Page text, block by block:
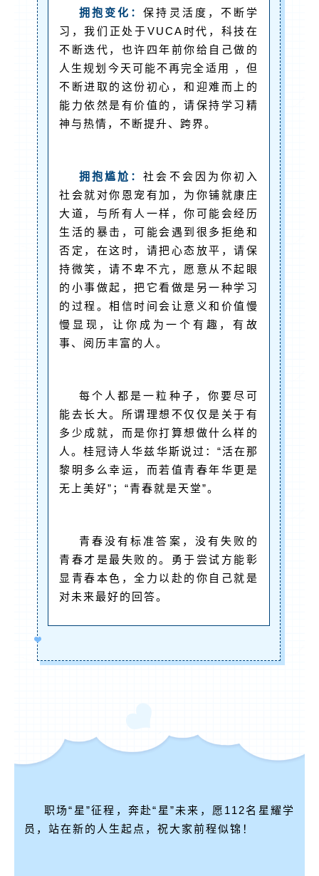
拥抱变化：保持灵活度，不断学
习，我们正处于VUCA时代，科技在
不断迭代，也许四年前你给自己做的
人生规划今天可能不再完全适用 ，但
不断进取的这份初心，和迎难而上的
能力依然是有价值的，请保持学习精
神与热情，不断提升、跨界。
拥抱尴尬：社会不会因为你初入
社会就对你恩宠有加，为你铺就康庄
大道，与所有人一样，你可能会经历
生活的暴击，可能会遇到很多拒绝和
否定，在这时，请把心态放平，请保
持微笑，请不卑不亢，愿意从不起眼
的小事做起，把它看做是另一种学习
的过程。相信时间会让意义和价值慢
慢显现，让你成为一个有趣，有故
事、阅历丰富的人。
每个人都是一粒种子，你要尽可
能去长大。所谓理想不仅仅是关于有
多少成就，而是你打算想做什么样的
人。桂冠诗人华兹华斯说过：“活在那
黎明多么幸运，而若值青春年华更是
无上美好”；“青春就是天堂”。
青春没有标准答案，没有失败的
青春才是最失败的。勇于尝试方能彰
显青春本色，全力以赴的你自己就是
对未来最好的回答。
职场“星”征程，奔赴“星”未来， 愿112名星耀学
员，站在新的人生起点， 祝大家前程似锦！